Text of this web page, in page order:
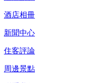
酒店相冊
新聞中心
住客評論
周邊景點